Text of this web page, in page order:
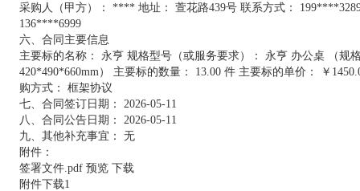
采购人（甲方）： **** 地址： 萱花路439号 联系方式：
136****6999
六、合同主要信息
主要标的名称： 永亨 规格型号（或服务要求）： 永亨 办公桌 （规
420*490*660mm） 主要标的数量： 13.00 件 主要标的单价： ￥
购方式： 框架协议
七、合同签订日期： 2026-05-11
八、合同公告日期： 2026-05-11
九、其他补充事宜： 无
附件：
签署文件.pdf 预览 下载
附件下载1